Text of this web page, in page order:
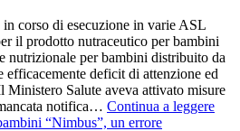
corso di esecuzione in varie ASL
il prodotto nutraceutico per bambini
nutrizionale per bambini distribuito da
deficit di attenzione ed
Salute aveva attivato misure
notifica… Continua a leggere
“Nimbus”, un errore